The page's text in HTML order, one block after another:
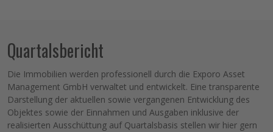
Quartalsbericht
Die Immobilien werden professionell durch die Exporo Asset
Management GmbH verwaltet und entwickelt. Eine transparente
Darstellung der aktuellen sowie vergangenen Entwicklung des
Objektes sowie der Einnahmen und Ausgaben inklusive der
realisierten Ausschüttung auf Quartalsbasis stellen wir hier gern